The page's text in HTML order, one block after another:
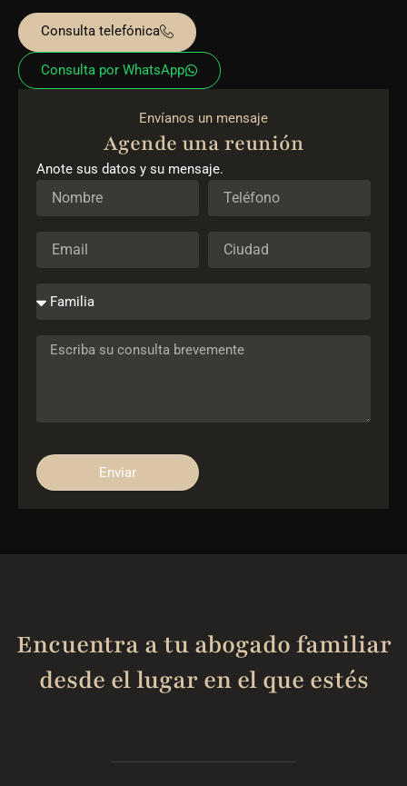
Consulta telefónica
Consulta por WhatsApp
Envíanos un mensaje
Agende una reunión
Anote sus datos y su mensaje.
Enviar
Encuentra a tu abogado familiar
desde el lugar en el que estés